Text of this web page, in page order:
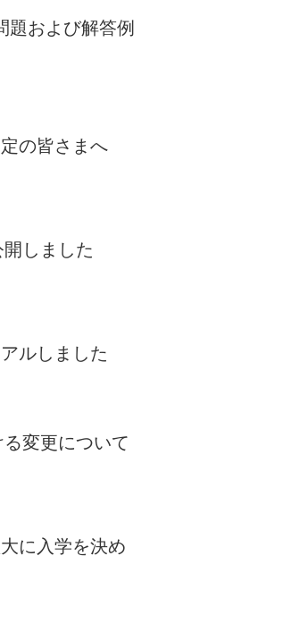
題および解答例
の皆さまへ
しました
ルしました
変更について
に入学を決め